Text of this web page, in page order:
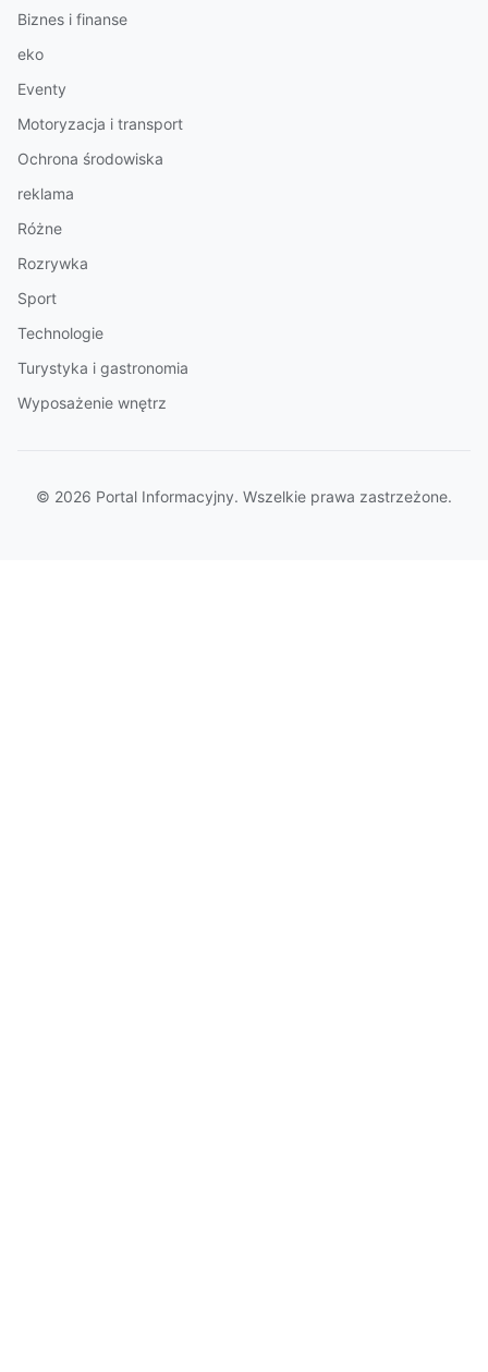
Biznes i finanse
eko
Eventy
Motoryzacja i transport
Ochrona środowiska
reklama
Różne
Rozrywka
Sport
Technologie
Turystyka i gastronomia
Wyposażenie wnętrz
© 2026 Portal Informacyjny. Wszelkie prawa zastrzeżone.